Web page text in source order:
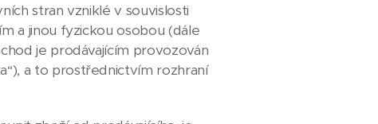
stran vzniklé v souvislosti
a jinou fyzickou osobou (dále
je prodávajícím provozován
a to prostřednictvím rozhraní